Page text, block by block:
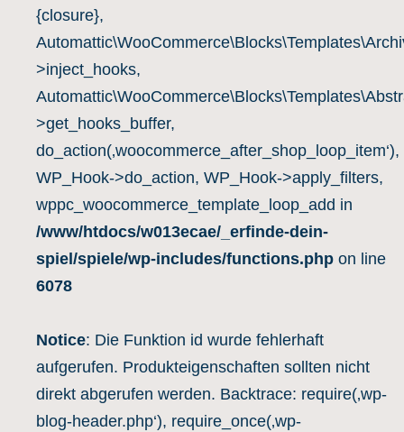
{closure},
>inject_hooks,
>get_hooks_buffer,
do_action(‚woocommerce_after_shop_loop_item‘),
WP_Hook->do_action, WP_Hook->apply_filters,
wppc_woocommerce_template_loop_add in
/www/htdocs/w013ecae/_erfinde-dein-
spiel/spiele/wp-includes/functions.php on line
6078
Notice: Die Funktion id wurde fehlerhaft
aufgerufen. Produkteigenschaften sollten nicht
direkt abgerufen werden. Backtrace: require(‚wp-
blog-header.php‘), require_once(‚wp-